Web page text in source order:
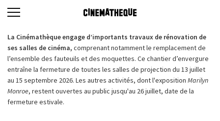
La Cinémathèque engage d’importants travaux de rénovation de
ses salles de cinéma, comprenant notamment le remplacement de
l’ensemble des fauteuils et des moquettes. Ce chantier d’envergure
entraîne la fermeture de toutes les salles de projection du 13 juillet
au 15 septembre 2026. Les autres activités, dont l'exposition Marilyn
Monroe, restent ouvertes au public jusqu'au 26 juillet, date de la
fermeture estivale.